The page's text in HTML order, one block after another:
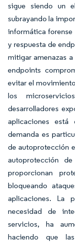
sigue siendo un
subrayando la
informática forense
y respuesta de
mitigar amenazas
endpoints
evitar el
los
desarrolladores
aplicaciones
demanda es
de autoprotección
autoprotección
proporcionan
bloqueando
aplicaciones. La
necesidad de
servicios, ha
haciendo que